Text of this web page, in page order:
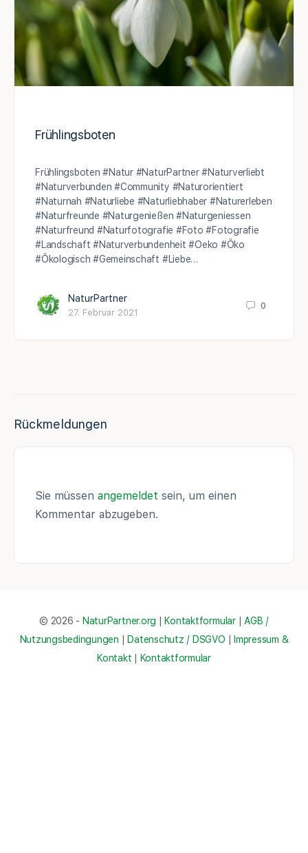
Frühlingsboten
Frühlingsboten #Natur #NaturPartner #Naturverliebt
#Naturverbunden #Community #Naturorientiert
#Naturnah #Naturliebe #Naturliebhaber #Naturerleben
#Naturfreunde #Naturgenießen #Naturgeniessen
#Naturfreund #Naturfotografie #Foto #Fotografie
#Landschaft #Naturverbundenheit #Oeko #Öko
#Ökologisch #Gemeinschaft #Liebe…
NaturPartner
27. Februar 2021
0
Rückmeldungen
Sie müssen angemeldet sein, um einen
Kommentar abzugeben.
© 2026 - NaturPartner.org Kontaktformular| AGB /
Nutzungsbedingungen
Datenschutz / DSGVO
Impressum &
Kontakt
Kontaktformular